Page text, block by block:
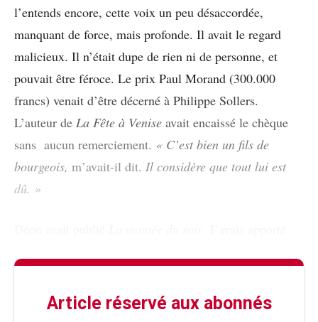
l’entends encore, cette voix un peu désaccordée,
manquant de force, mais profonde. Il avait le regard
malicieux. Il n’était dupe de rien ni de personne, et
pouvait être féroce. Le prix Paul Morand (300.000
francs) venait d’être décerné à Philippe Sollers.
L’auteur de La Fête à Venise avait encaissé le chèque
sans aucun remerciement. « C’est bien un fils de
bourgeois, m’avait-il dit. Il considère que tout lui est
dû. »
Article réservé aux abonnés